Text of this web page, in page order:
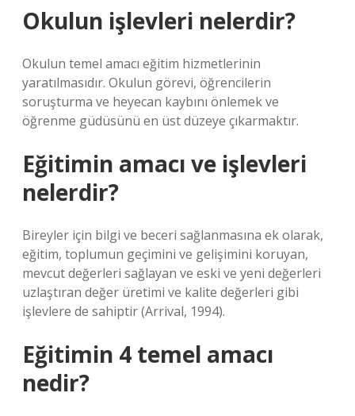
Okulun işlevleri nelerdir?
Okulun temel amacı eğitim hizmetlerinin
yaratılmasıdır. Okulun görevi, öğrencilerin
soruşturma ve heyecan kaybını önlemek ve
öğrenme güdüsünü en üst düzeye çıkarmaktır.
Eğitimin amacı ve işlevleri
nelerdir?
Bireyler için bilgi ve beceri sağlanmasına ek olarak,
eğitim, toplumun geçimini ve gelişimini koruyan,
mevcut değerleri sağlayan ve eski ve yeni değerleri
uzlaştıran değer üretimi ve kalite değerleri gibi
işlevlere de sahiptir (Arrival, 1994).
Eğitimin 4 temel amacı
nedir?